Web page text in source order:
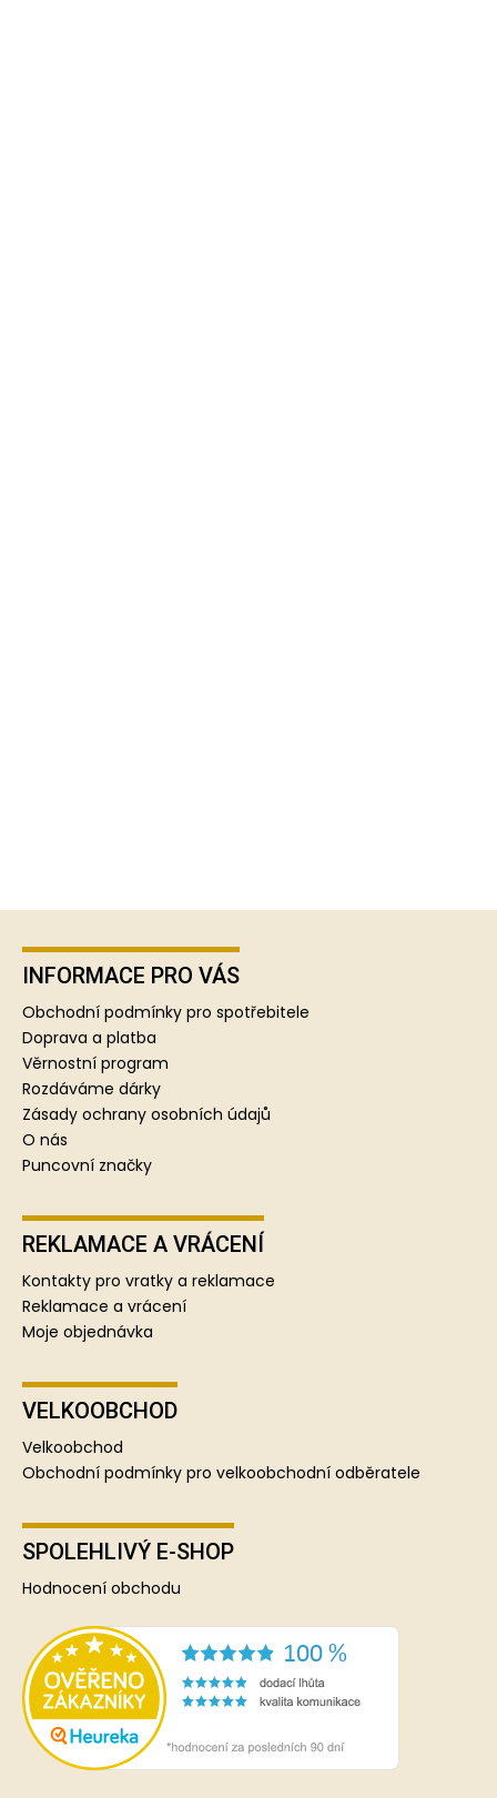
INFORMACE PRO VÁS
Obchodní podmínky pro spotřebitele
Doprava a platba
Věrnostní program
Rozdáváme dárky
Zásady ochrany osobních údajů
O nás
Puncovní značky
REKLAMACE A VRÁCENÍ
Kontakty pro vratky a reklamace
Reklamace a vrácení
Moje objednávka
VELKOOBCHOD
Velkoobchod
Obchodní podmínky pro velkoobchodní odběratele
SPOLEHLIVÝ E-SHOP
Hodnocení obchodu